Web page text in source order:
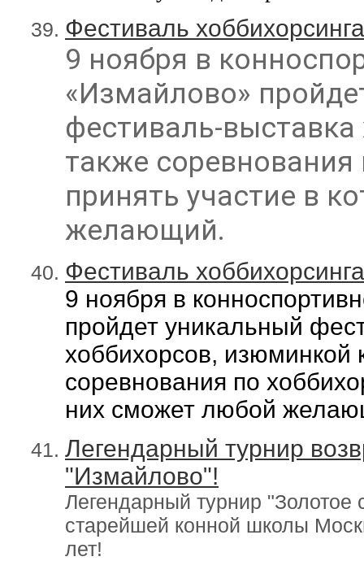
Фестиваль
9 ноября в
«Измайлово»
фестиваль-выставка
также соревнования
принять участие в
желающий.
Фестиваль
9 ноября в
пройдет уникальный
хоббихорсов, изюминкой
соревнования по
них сможет любой
Легендарный турнир
"Измайлово"!
Легендарный турнир
старейшей конной школы
лет!